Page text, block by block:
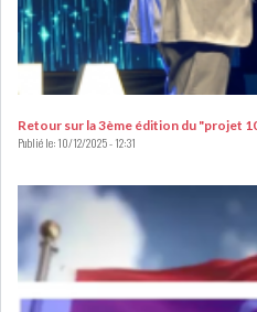
L’ATB
FONDS
Retour sur la 3ème édition du "projet
Publié le:10/12/2025 - 12:31